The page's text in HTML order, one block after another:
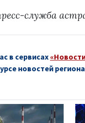
служба
в сервисах
новостей